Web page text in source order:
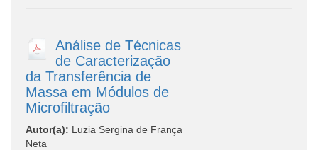
Análise de Técnicas
de Caracterização
da Transferência de
Massa em Módulos de
Microfiltração
Autor(a): Luzia Sergina de França
Neta